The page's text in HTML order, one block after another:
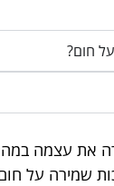
חום?
את עצמה
שמירה על